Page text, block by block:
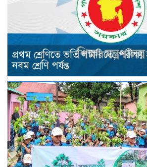
প্রথম শ্রেণিতে ভর্তি লটারিতে,
নবম শ্রেণি পর্যন্ত